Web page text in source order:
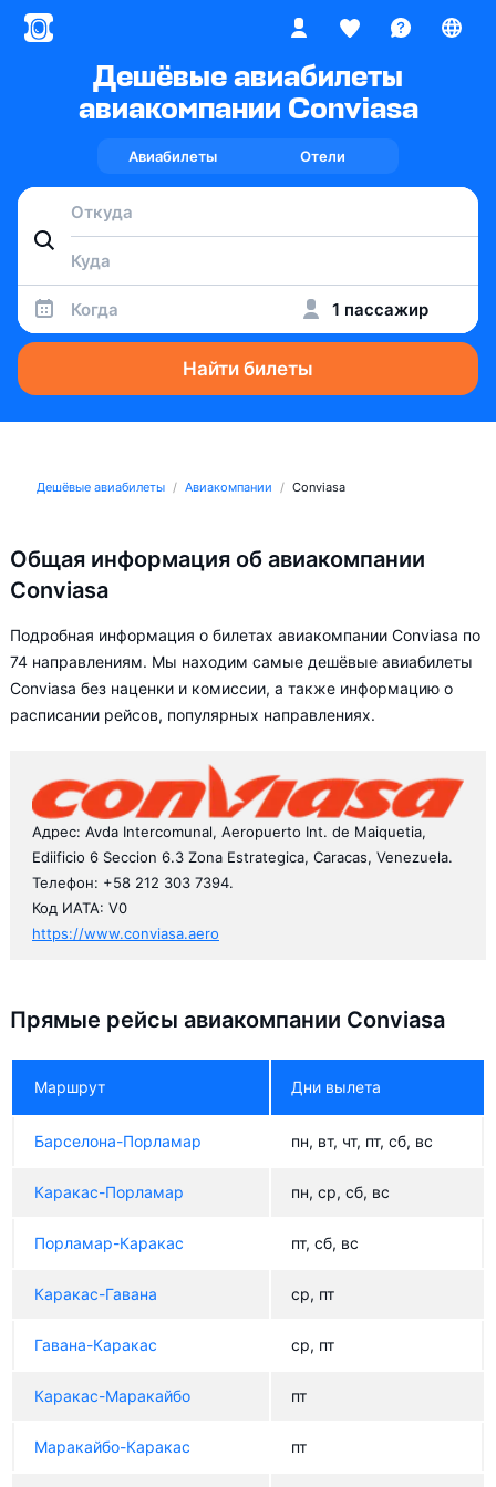
Дешёвые авиабилеты
авиакомпании Conviasa
Авиабилеты Отели
Когда 1 пассажир
Найти билеты
Дешёвые авиабилеты Авиакомпании Conviasa
Общая информация об авиакомпании
Conviasa
Подробная информация о билетах авиакомпании Conviasa по
74 направлениям. Мы находим самые дешёвые авиабилеты
Conviasa без наценки и комиссии, а также информацию о
расписании рейсов, популярных направлениях.
Адрес: Avda Intercomunal, Aeropuerto Int. de Maiquetia,
Ediificio 6 Seccion 6.3 Zona Estrategica, Caracas, Venezuela.
Телефон: +58 212 303 7394.
Код ИАТА: V0
https://www.conviasa.aero
Прямые рейсы авиакомпании Conviasa
Маршрут Дни вылета
Барселона-Порламар пн, вт, чт, пт, сб, вс
Каракас-Порламар пн, ср, сб, вс
Порламар-Каракас пт, сб, вс
Каракас-Гавана ср, пт
Гавана-Каракас ср, пт
Каракас-Маракайбо пт
Маракайбо-Каракас пт